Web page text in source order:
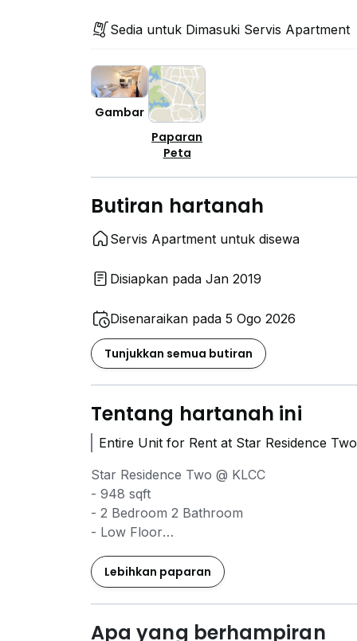
Sedia untuk Dimasuki Servis Apartment
Gambar
Paparan
Peta
Butiran hartanah
Servis Apartment untuk disewa
Disiapkan pada Jan 2019
Disenaraikan pada 5 Ogo 2026
Tunjukkan semua butiran
Tentang hartanah ini
Entire Unit for Rent at Star Residence
Star Residence Two @ KLCC
- 948 sqft
- 2 Bedroom 2 Bathroom
- Low Floor
- Rental RM 7000 (negotiable)
Owner are welcome listing. Kindly contact
KLCC Focus Team
Lebihkan paparan
Apa yang berhampiran